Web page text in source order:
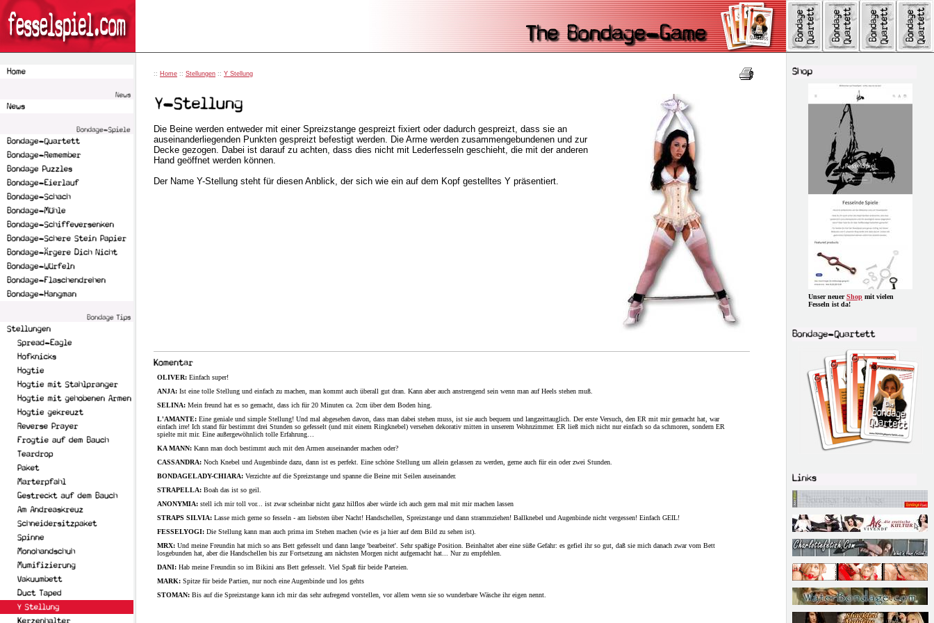
:: Home :: Stellungen :: Y Stellung
Die Beine werden entweder mit einer Spreizstange gespreizt fixiert oder dadurch gespreizt, dass sie an
auseinanderliegenden Punkten gespreizt befestigt werden. Die Arme werden zusammengebundenen und zur
Decke gezogen. Dabei ist darauf zu achten, dass dies nicht mit Lederfesseln geschieht, die mit der anderen
Hand geöffnet werden können.
Der Name Y-Stellung steht für diesen Anblick, der sich wie ein auf dem Kopf gestelltes Y präsentiert.
OLIVER: Einfach super!
ANJA: Ist eine tolle Stellung und einfach zu machen, man kommt auch überall gut dran. Kann aber auch anstrengend sein wenn man auf Heels stehen muß.
SELINA: Mein freund hat es so gemacht, dass ich für 20 Minuten ca. 2cm über dem Boden hing.
L'AMANTE: Eine geniale und simple Stellung! Und mal abgesehen davon, dass man dabei stehen muss, ist sie auch bequem und langzeittauglich. Der erste Versuch, den ER mit mir gemacht hat, war
einfach irre! Ich stand für bestimmt drei Stunden so gefesselt (und mit einem Ringknebel) versehen dekorativ mitten in unserem Wohnzimmer. ER ließ mich nicht nur einfach so da schmoren, sondern ER
spielte mit mir. Eine außergewöhnlich tolle Erfahrung…
KA MANN: Kann man doch bestimmt auch mit den Armen auseinander machen oder?
CASSANDRA: Noch Knebel und Augenbinde dazu, dann ist es perfekt. Eine schöne Stellung um allein gelassen zu werden, gerne auch für ein oder zwei Stunden.
BONDAGELADY-CHIARA: Verzichte auf die Spreizstange und spanne die Beine mit Seilen auseinander.
STRAPELLA: Boah das ist so geil.
ANONYMIA: stell ich mir toll vor... ist zwar scheinbar nicht ganz hilflos aber würde ich auch gern mal mit mir machen lassen
STRAPS SILVIA: Lasse mich gerne so fesseln - am liebsten über Nacht! Handschellen, Spreizstange und dann strammziehen! Ballknebel und Augenbinde nicht vergessen! Einfach GEIL!
FESSELYOGI: Die Stellung kann man auch prima im Stehen machen (wie es ja hier auf dem Bild zu sehen ist).
MRX: Und meine Freundin hat mich so ans Bett gefesselt und dann lange 'bearbeitet'. Sehr spaßige Position. Beinhaltet aber eine süße Gefahr: es gefiel ihr so gut, daß sie mich danach zwar vom Bett
losgebunden hat, aber die Handschellen bis zur Fortsetzung am nächsten Morgen nicht aufgemacht hat... Nur zu empfehlen.
DANI: Hab meine Freundin so im Bikini ans Bett gefesselt. Viel Spaß für beide Parteien.
MARK: Spitze für beide Partien, nur noch eine Augenbinde und los gehts
STOMAN: Bis auf die Spreizstange kann ich mir das sehr aufregend vorstellen, vor allem wenn sie so wunderbare Wäsche ihr eigen nennt.
Unser neuerShop mit vielen
Fesseln ist da!